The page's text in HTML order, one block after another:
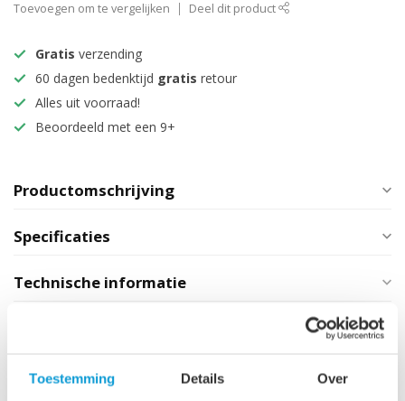
Toestemming Details Over
Toevoegen om te vergelijken Deel dit product
Gratis verzending
60 dagen bedenktijd gratis retour
Alles uit voorraad!
Beoordeeld met een 9+
Productomschrijving
Specificaties
Technische informatie
Badkamerkast Montreal 30
x 30 x 131 cm - donker grijs